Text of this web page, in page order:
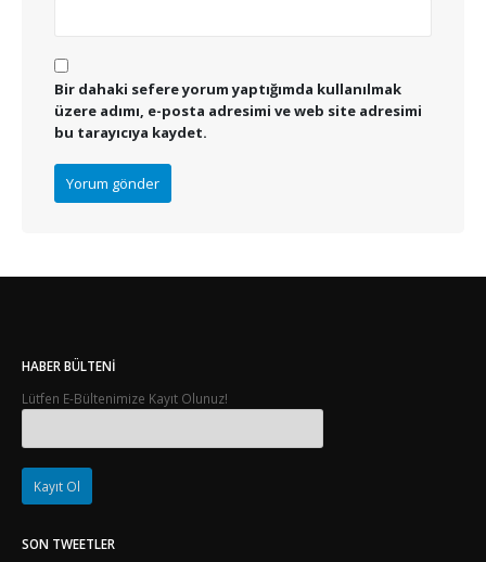
Bir dahaki sefere yorum yaptığımda kullanılmak
üzere adımı, e-posta adresimi ve web site adresimi
bu tarayıcıya kaydet.
HABER BÜLTENI
Lütfen E-Bültenimize Kayıt Olunuz!
SON TWEETLER